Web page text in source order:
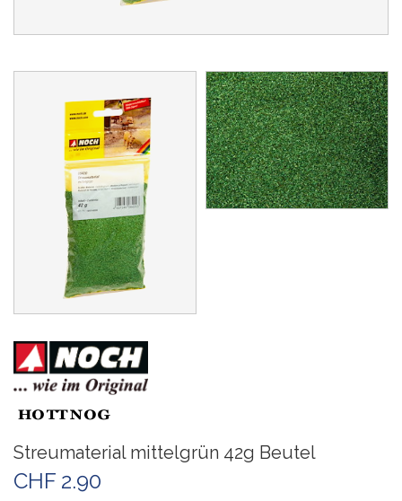
Streumaterial mittelgrün 42g Beutel
CHF 2.90